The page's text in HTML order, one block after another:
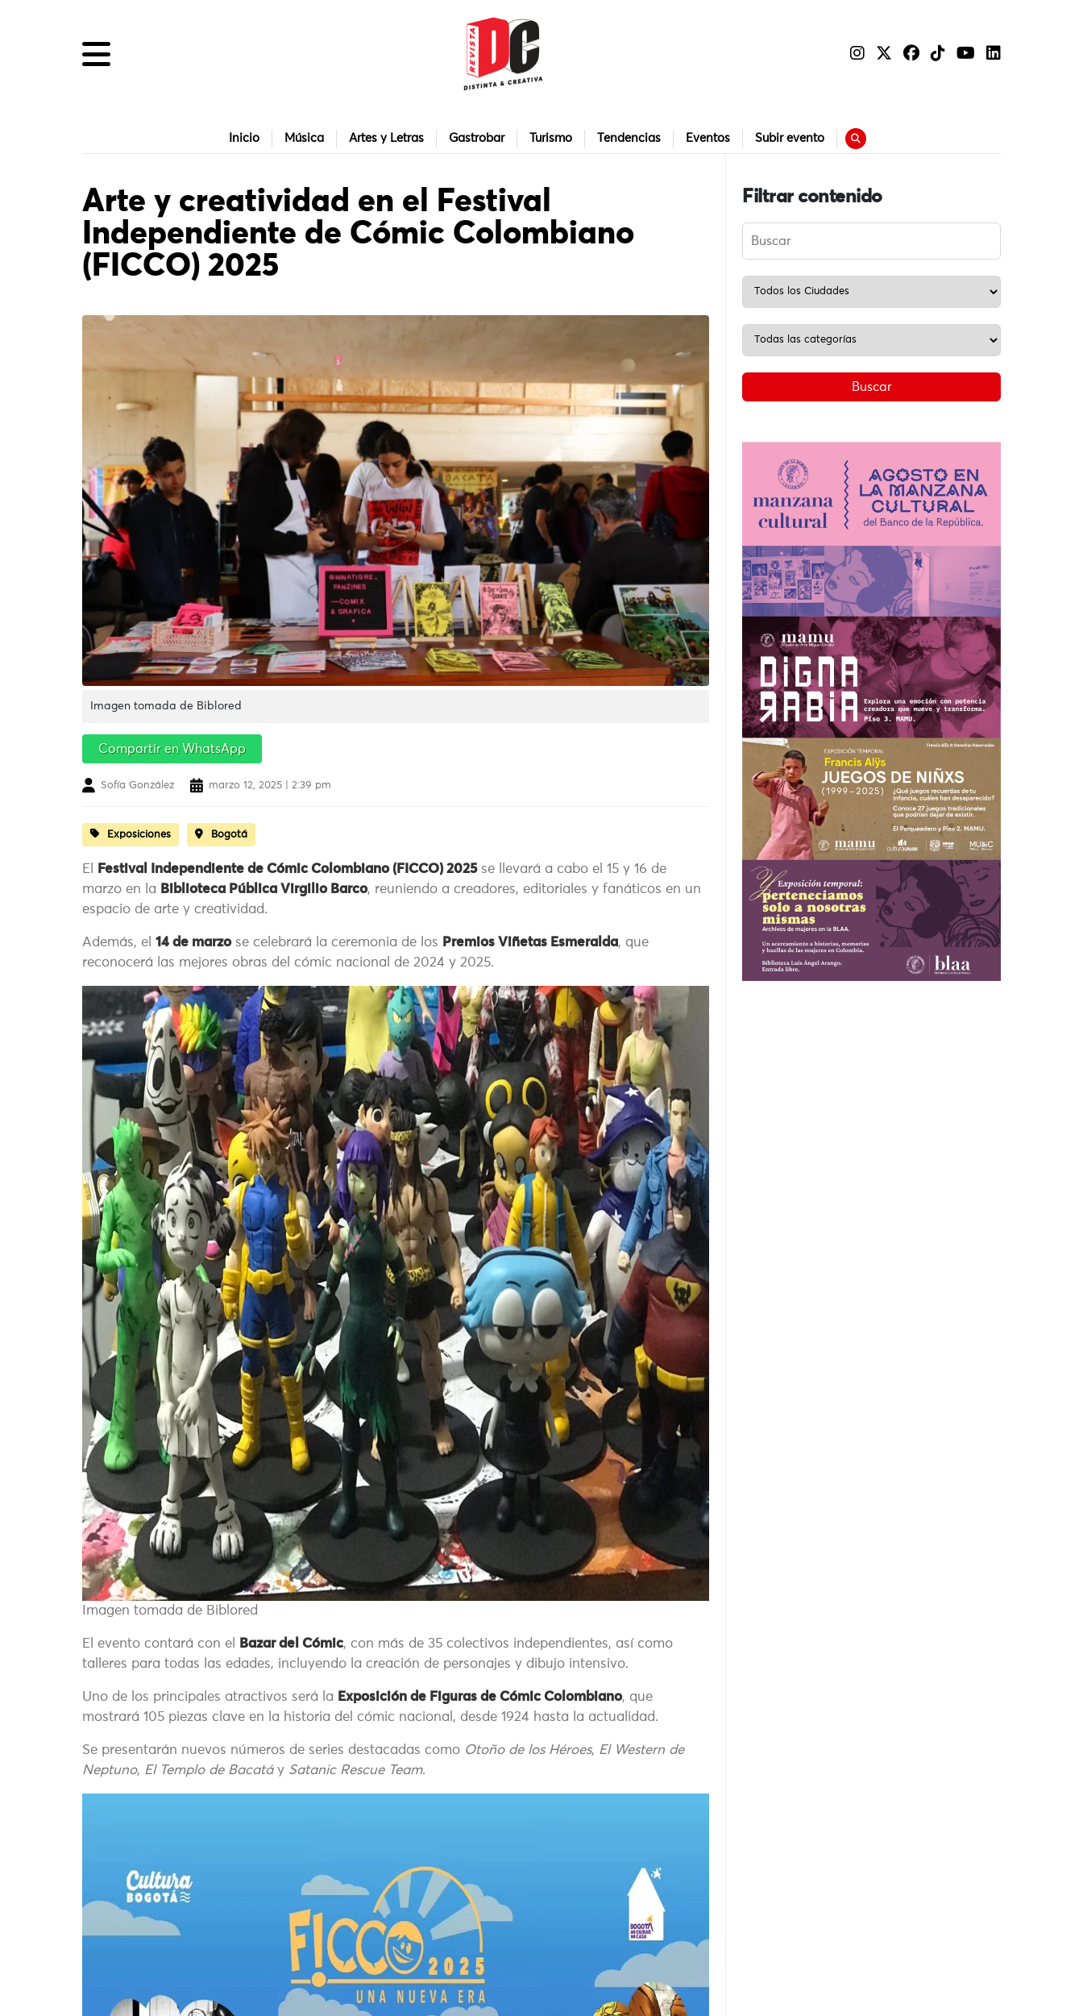
Inicio Música Artes y Letras Gastrobar Turismo Tendencias Eventos Subir evento
Arte y creatividad en el Festival
Independiente de Cómic Colombiano
(FICCO) 2025
Imagen tomada de Biblored
Compartir en WhatsApp
Sofía González marzo 12, 2025 | 2:39 pm
Exposiciones Bogotá
El Festival Independiente de Cómic Colombiano (FICCO) 2025se llevará a cabo el 15 y 16 de
marzo en la Biblioteca Pública Virgilio Barco, reuniendo a creadores, editoriales y fanáticos en un
espacio de arte y creatividad.
Además, el 14 de marzose celebrará la ceremonia de los Premios Viñetas Esmeralda, que
reconocerá las mejores obras del cómic nacional de 2024 y 2025.
Imagen tomada de Biblored
El evento contará con el Bazar del Cómic, con más de 35 colectivos independientes, así como
talleres para todas las edades, incluyendo la creación de personajes y dibujo intensivo.
Uno de los principales atractivos será la Exposición de Figuras de Cómic Colombiano, que
mostrará 105 piezas clave en la historia del cómic nacional, desde 1924 hasta la actualidad.
Se presentarán nuevos números de series destacadas como Otoño de los Héroes, El Western de
Neptuno, El Templo de Bacatáy Satanic Rescue Team.
Filtrar contenido